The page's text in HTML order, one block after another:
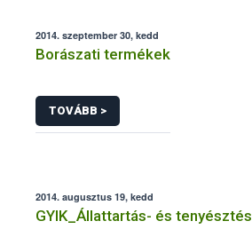
2014. szeptember 30, kedd
Borászati termékek
TOVÁBB >
2014. augusztus 19, kedd
GYIK_Állattartás- és tenyésztés